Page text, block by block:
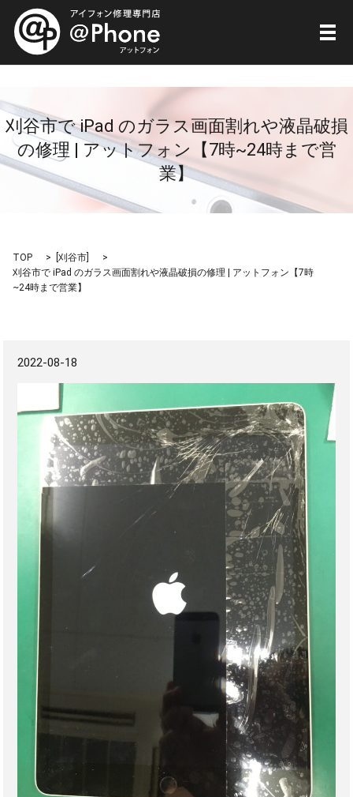
メ
刈谷市で iPad のガラス画面割れや液晶破損
の修理 | アットフォン【7時~24時まで営
業】
TOP [刈谷市
刈谷市で iPad のガラス画面割れや液晶破損の修理 | アットフォン【7時
~24時まで営業】
2022-08-18